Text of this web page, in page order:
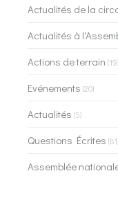
Actualités de la
Actualités à
Actions de terrain (19)
Evénements (20)
Actualités (5)
Questions Écrites (81)
Assemblée